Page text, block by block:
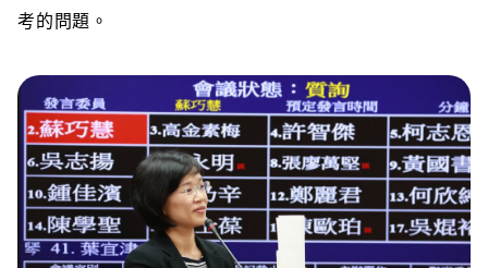
考的問題。